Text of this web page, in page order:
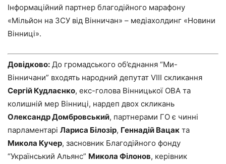
Інформаційний партнер благодійного марафону
«Мільйон на ЗСУ від Вінничан» – медіахолдинг «Новини
Вінниці».
Довідково: До громадського об’єднання “Ми-
Вінничани” входять народний депутат VIII скликання
Сергій Кудлаєнко, екс-голова Вінницької ОВА та
колишній мер Вінниці, нардеп двох скликань
Олександр Домбровський, партнерами ГО є чинні
парламентарі Лариса Білозір, Геннадій Вацак та
Микола Кучер, засновник Благодійного фонду
“Український Альянс” Микола Філонов, керівник